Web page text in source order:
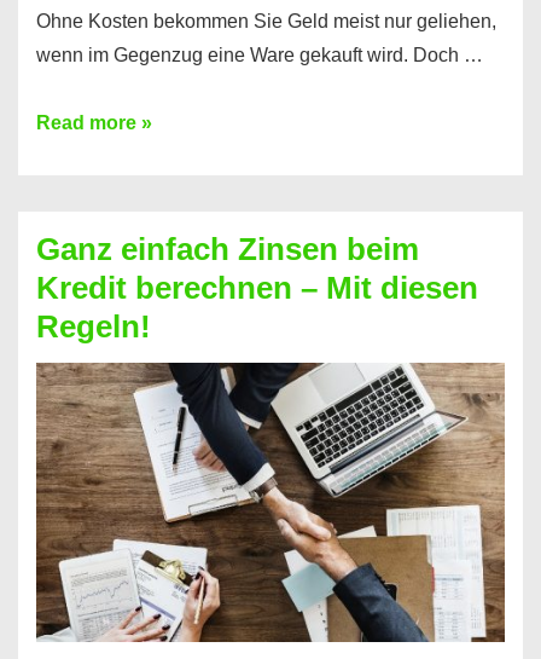
Ohne Kosten bekommen Sie Geld meist nur geliehen,
wenn im Gegenzug eine Ware gekauft wird. Doch …
Einen
bekommen?
So
ist
es
möglich!
Read more »
Ganz einfach Zinsen beim
Kredit berechnen – Mit diesen
Regeln!